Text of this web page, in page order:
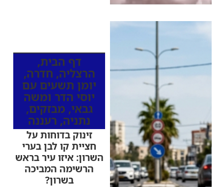
דף הבית,
הרצליה, חדרה,
יומן תשעים עם
יוסי הדר ומשה
גבאי, מבזקים,
נתניה, רעננה
זינוק בדוחות על
חציית קו לבן בערי
השרון: איזו עיר בראש
הרשימה המביכה
בשרון?